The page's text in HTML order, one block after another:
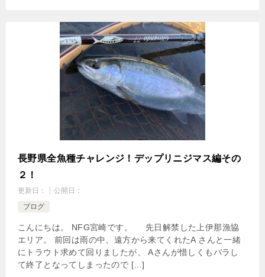
長野県全魚種チャレンジ！デップリニジマス編その
２！
更新日：
公開日：
ブログ
こんにちは。 NFG宮崎です。 先日解禁した上伊那漁協
エリア。 前回は雨の中、遠方から来てくれたA さんと一緒
にトラウト求めて回りましたが、 Aさんが惜しくもバラし
て終了となってしまったので […]